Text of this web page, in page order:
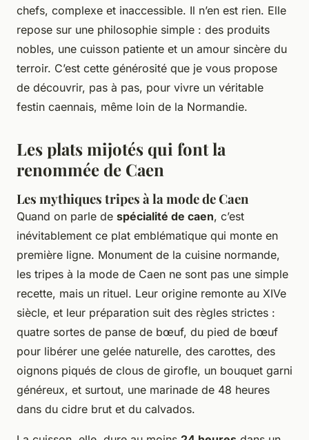
chefs, complexe et inaccessible. Il n’en est rien. Elle
repose sur une philosophie simple : des produits
nobles, une cuisson patiente et un amour sincère du
terroir. C’est cette générosité que je vous propose
de découvrir, pas à pas, pour vivre un véritable
festin caennais, même loin de la Normandie.
Les plats mijotés qui font la
renommée de Caen
Les mythiques tripes à la mode de Caen
Quand on parle de spécialité de caen, c’est
inévitablement ce plat emblématique qui monte en
première ligne. Monument de la cuisine normande,
les tripes à la mode de Caen ne sont pas une simple
recette, mais un rituel. Leur origine remonte au XIVe
siècle, et leur préparation suit des règles strictes :
quatre sortes de panse de bœuf, du pied de bœuf
pour libérer une gelée naturelle, des carottes, des
oignons piqués de clous de girofle, un bouquet garni
généreux, et surtout, une marinade de 48 heures
dans du cidre brut et du calvados.